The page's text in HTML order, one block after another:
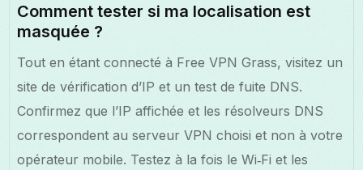
Comment tester si ma localisation est
masquée ?
Tout en étant connecté à Free VPN Grass, visitez un
site de vérification d’IP et un test de fuite DNS.
Confirmez que l’IP affichée et les résolveurs DNS
correspondent au serveur VPN choisi et non à votre
opérateur mobile. Testez à la fois le Wi‑Fi et les